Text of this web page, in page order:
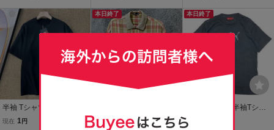
oto japan メンズ Mサイズ
ク 綿100% アメカジ カジ
ュアル メンズ トップス 最
ソー トップス グレー系 フ
ラッグチェック 綿100%
半袖 Tシャツ カナダ製造
綿100% 【ストリート定
現在 1円
本日終了
ダックスロンドン 半袖チ
現在 100円
本日終了
PUMA プーマ 半袖Tシャ
ツ カットソー トップス ブ
現在